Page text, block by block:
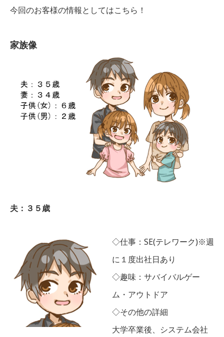
今回のお客様の情報としてはこちら！
家族像
夫：３５歳
◇仕事：SE(テレワーク)※週
に１度出社日あり
◇趣味：サバイバルゲー
ム・アウトドア
◇その他の詳細
大学卒業後、システム会社